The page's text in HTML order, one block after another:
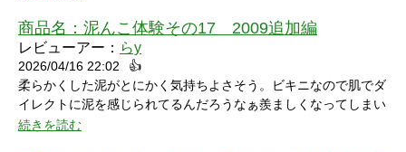
シャワーシーンで「お腹にぶつけられたら声出ちゃうだろうな」
と思っていたところにパイをちょうどぶつけられ「予想が当たっ
たw」と笑ってしまいました。リアクションもクールな見た目に
商品名： 泥んこ体験その17 2009追加編
レビューアー： らy
2026/04/16 22:02
👍
柔らかくした泥がとにかく気持ちよさそう。ビキニなので肌でダ
イレクトに泥を感じられてるんだろうなぁ羨ましくなってしまい
ました。
続きを読む